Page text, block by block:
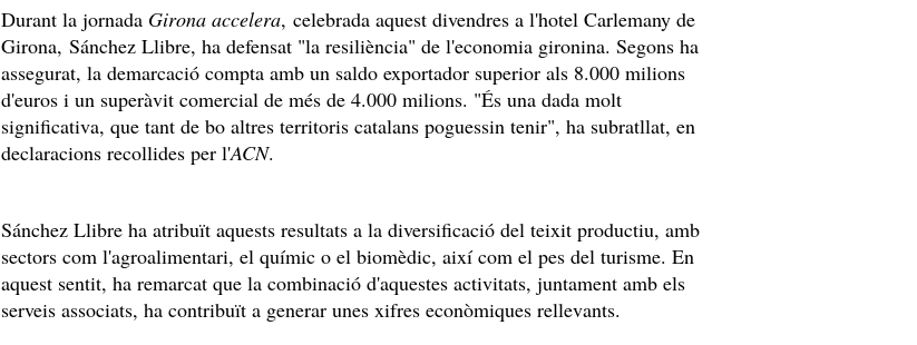
Durant la jornada Girona accelera, celebrada aquest divendres a l'hotel Carlemany de
Girona, Sánchez Llibre, ha defensat "la resiliència" de l'economia gironina. Segons ha
assegurat, la demarcació compta amb un saldo exportador superior als 8.000 milions
d'euros i un superàvit comercial de més de 4.000 milions. "És una dada molt
significativa, que tant de bo altres territoris catalans poguessin tenir", ha subratllat, en
declaracions recollides per l'ACN.
Sánchez Llibre ha atribuït aquests resultats a la diversificació del teixit productiu, amb
sectors com l'agroalimentari, el químic o el biomèdic, així com el pes del turisme. En
aquest sentit, ha remarcat que la combinació d'aquestes activitats, juntament amb els
serveis associats, ha contribuït a generar unes xifres econòmiques rellevants.